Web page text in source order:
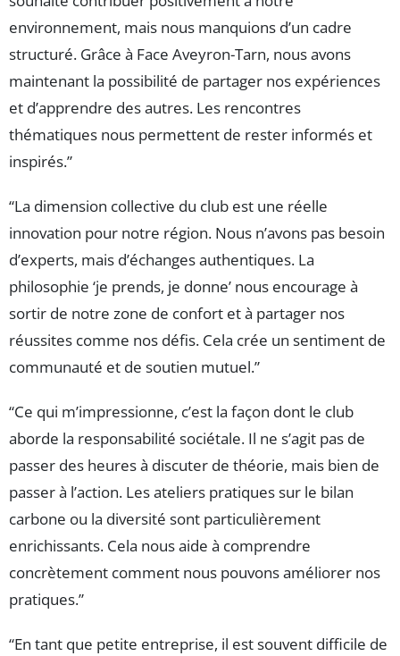
environnement, mais nous manquions d’un cadre
structuré. Grâce à Face Aveyron-Tarn, nous avons
maintenant la possibilité de partager nos expériences
et d’apprendre des autres. Les rencontres
thématiques nous permettent de rester informés et
inspirés.”
“La dimension collective du club est une réelle
innovation pour notre région. Nous n’avons pas besoin
d’experts, mais d’échanges authentiques. La
philosophie ‘je prends, je donne’ nous encourage à
sortir de notre zone de confort et à partager nos
réussites comme nos défis. Cela crée un sentiment de
communauté et de soutien mutuel.”
“Ce qui m’impressionne, c’est la façon dont le club
aborde la responsabilité sociétale. Il ne s’agit pas de
passer des heures à discuter de théorie, mais bien de
passer à l’action. Les ateliers pratiques sur le bilan
carbone ou la diversité sont particulièrement
enrichissants. Cela nous aide à comprendre
concrètement comment nous pouvons améliorer nos
pratiques.”
“En tant que petite entreprise, il est souvent difficile de